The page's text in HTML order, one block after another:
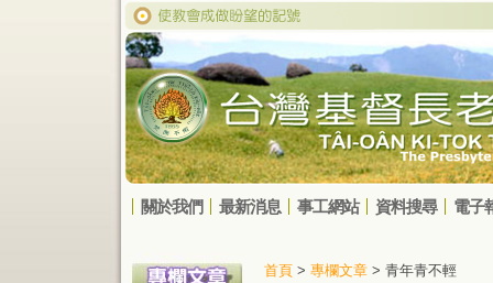
關於我們 最新消息 事工網站 資料搜尋 電子
首頁 > 專欄文章 > 青年青不輕